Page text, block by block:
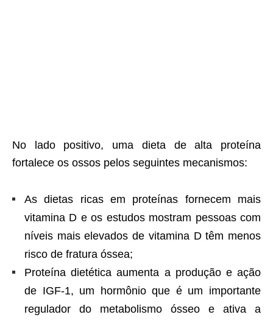
No lado positivo, uma dieta de alta proteína
fortalece os ossos pelos seguintes mecanismos:
As dietas ricas em proteínas fornecem mais
vitamina D e os estudos mostram pessoas com
níveis mais elevados de vitamina D têm menos
risco de fratura óssea;
Proteína dietética aumenta a produção e ação
de IGF-1, um hormônio que é um importante
regulador do metabolismo ósseo e ativa a